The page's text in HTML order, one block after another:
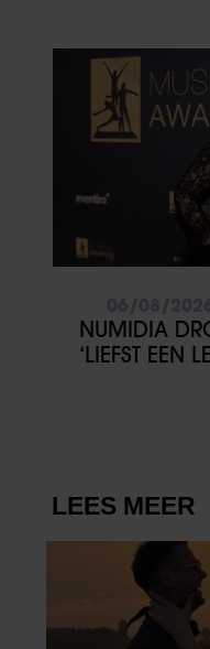
NUMIDIA
‘LIEFST EEN